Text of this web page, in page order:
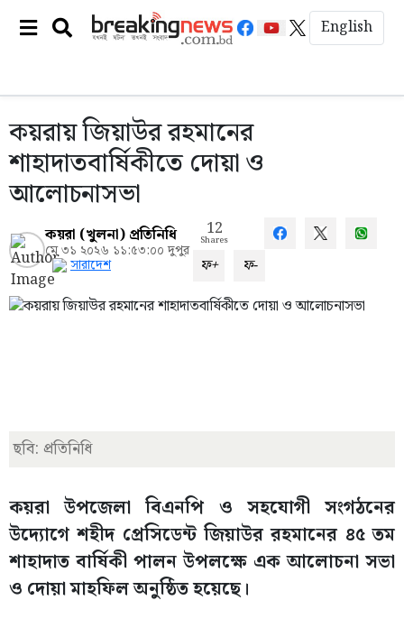
English
কয়রায় জিয়াউর রহমানের
শাহাদাতবার্ষিকীতে দোয়া ও
আলোচনাসভা
কয়রা (খুলনা) প্রতিনিধি
মে ৩১ ২০২৬ ১১:৫৩:০০ দুপুর
সারাদেশ
12
Shares
ফ+ ফ-
ছবি: প্রতিনিধি
কয়রা উপজেলা বিএনপি ও সহযোগী সংগঠনের
উদ্যোগে শহীদ প্রেসিডেন্ট জিয়াউর রহমানের ৪৫ তম
শাহাদাত বার্ষিকী পালন উপলক্ষে এক আলোচনা সভা
ও দোয়া মাহফিল অনুষ্ঠিত হয়েছে।